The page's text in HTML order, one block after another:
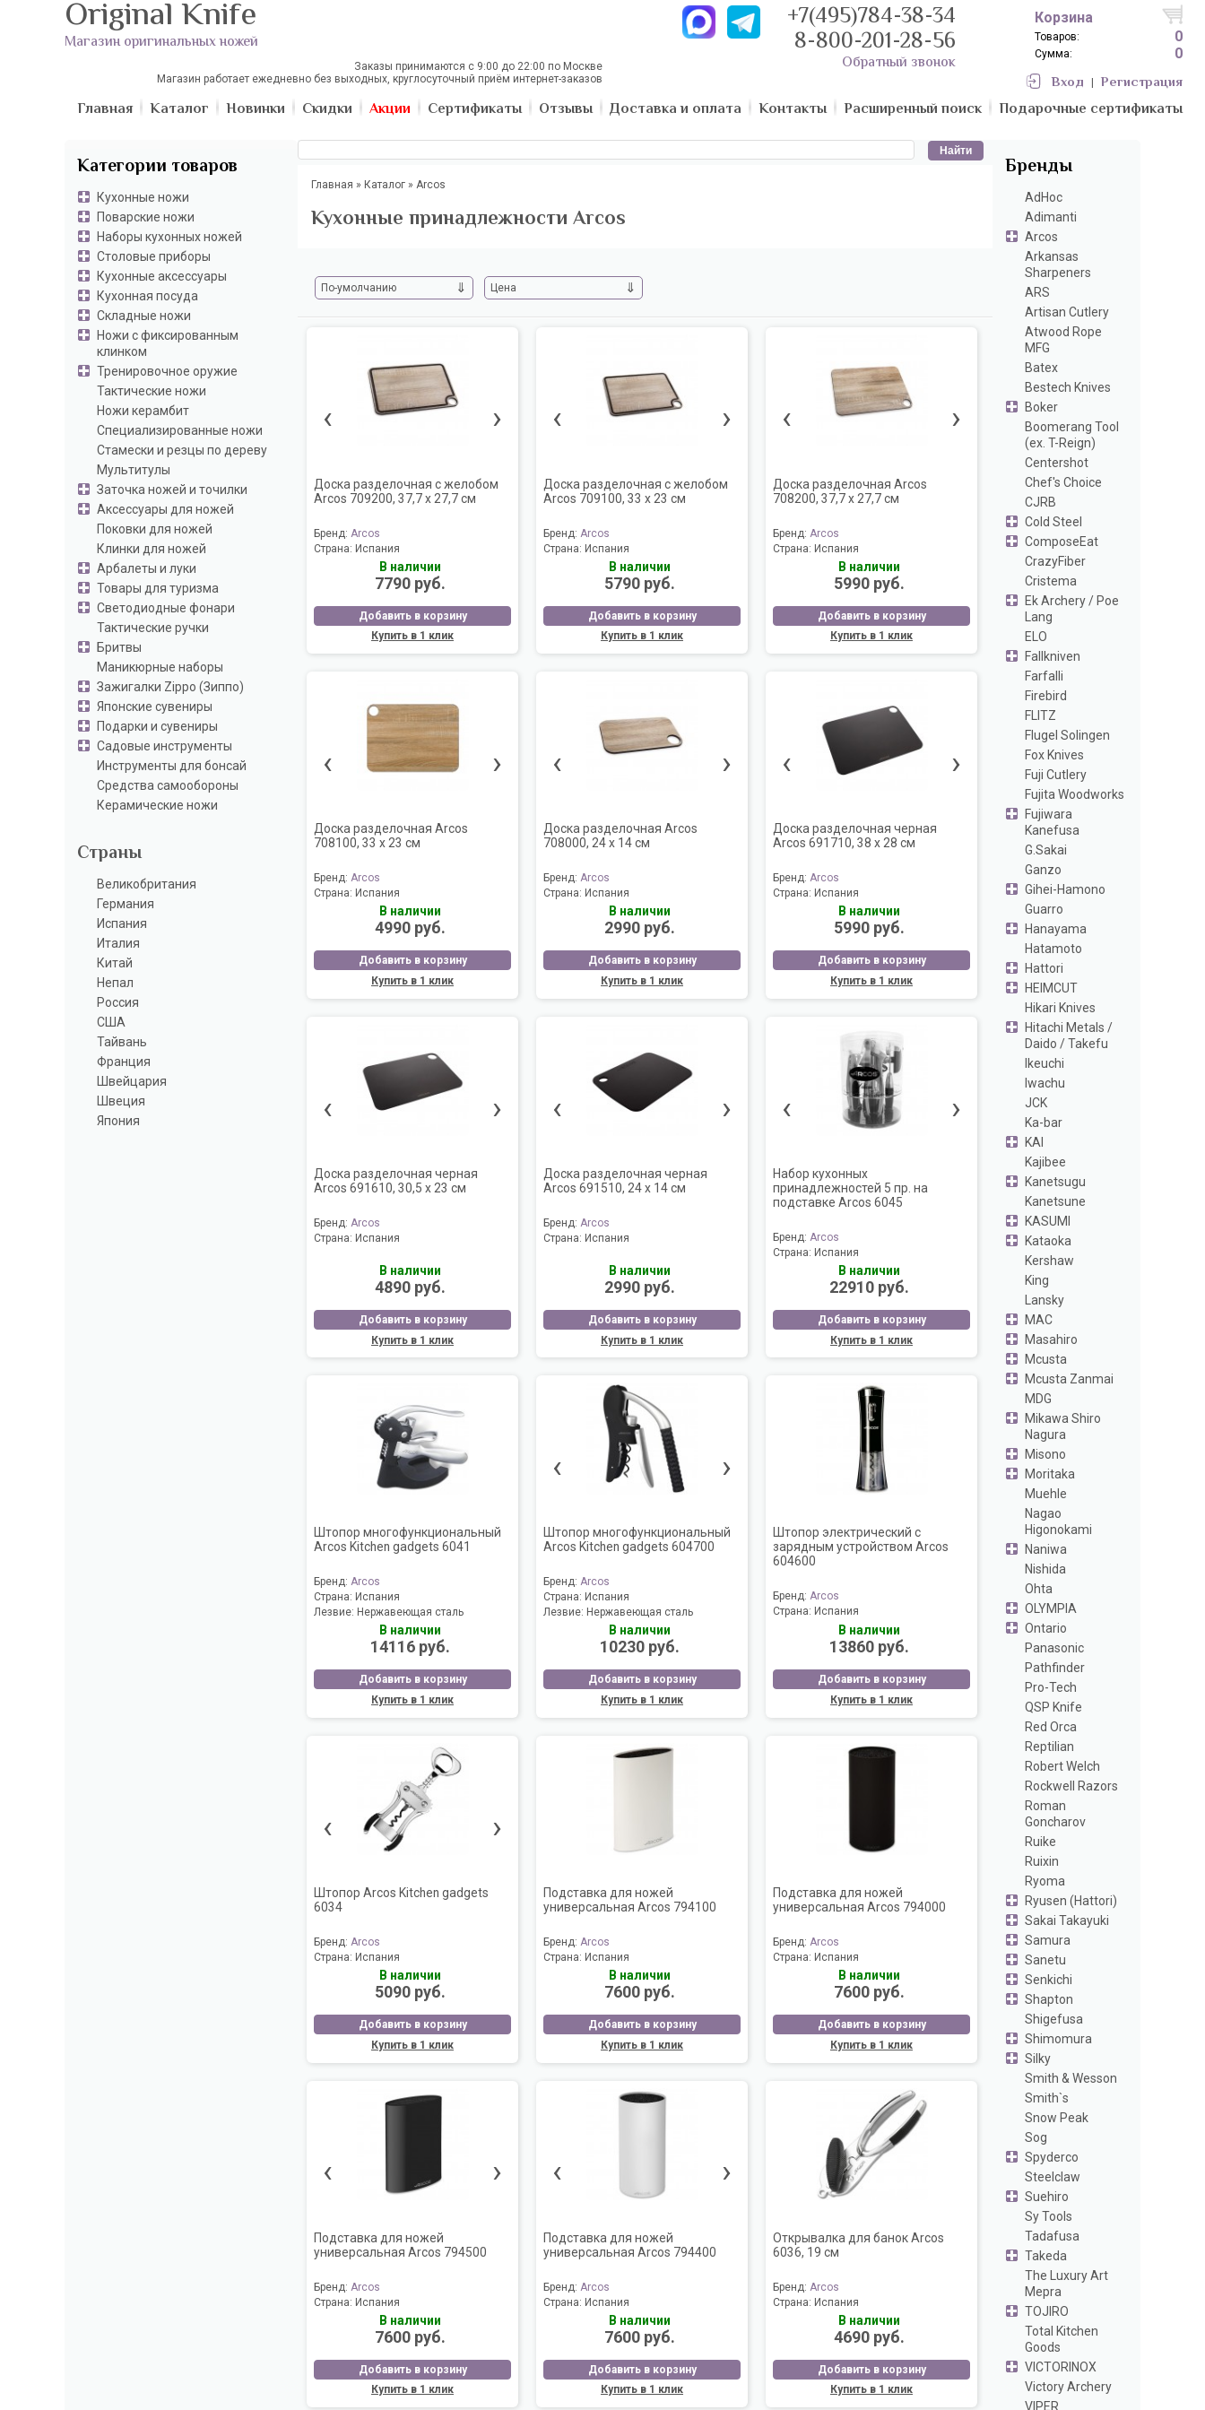
Original Knife
Магазин оригинальных ножей
Заказы принимаются с 9:00 до 22:00 по Москве
Магазин работает ежедневно без выходных, круглосуточный приём интернет-заказов
Корзина
Товаров: 0
Сумма: 0
Вход Регистрация
+7(495)784-38-34
8-800-201-28-56
Обратный звонок
Главная Каталог Новинки Скидки Акции Сертификаты Отзывы Доставка и оплата Контакты Расширенный поиск Подарочные сертификаты
Категории товаров
Кухонные ножи
Поварские ножи
Наборы кухонных ножей
Столовые приборы
Кухонные аксессуары
Кухонная посуда
Складные ножи
Ножи с фиксированным
клинком
Тренировочное оружие
Тактические ножи
Ножи керамбит
Специализированные ножи
Стамески и резцы по дереву
Мультитулы
Заточка ножей и точилки
Аксессуары для ножей
Поковки для ножей
Клинки для ножей
Арбалеты и луки
Товары для туризма
Светодиодные фонари
Тактические ручки
Бритвы
Маникюрные наборы
Зажигалки Zippo (Зиппо)
Японские сувениры
Подарки и сувениры
Садовые инструменты
Инструменты для бонсай
Средства самообороны
Керамические ножи
Страны
Великобритания
Германия
Испания
Италия
Китай
Непал
Россия
США
Тайвань
Франция
Швейцария
Швеция
Япония
Бренды
AdHoc
Adimanti
Arcos
Arkansas
Sharpeners
ARS
Artisan Cutlery
Atwood Rope
MFG
Batex
Bestech Knives
Boker
Boomerang Tool
(ex. T-Reign)
Centershot
Chef's Choice
CJRB
Cold Steel
ComposeEat
CrazyFiber
Cristema
Ek Archery / Poe
Lang
ELO
Fallkniven
Farfalli
Firebird
FLITZ
Flugel Solingen
Fox Knives
Fuji Cutlery
Fujita Woodworks
Fujiwara
Kanefusa
G.Sakai
Ganzo
Gihei-Hamono
Guarro
Hanayama
Hatamoto
Hattori
HEIMCUT
Hikari Knives
Hitachi Metals /
Daido / Takefu
Ikeuchi
Iwachu
JCK
Ka-bar
KAI
Kajibee
Kanetsugu
Kanetsune
KASUMI
Kataoka
Kershaw
King
Lansky
MAC
Masahiro
Mcusta
Mcusta Zanmai
MDG
Mikawa Shiro
Nagura
Misono
Moritaka
Muehle
Nagao
Higonokami
Naniwa
Nishida
Ohta
OLYMPIA
Ontario
Panasonic
Pathfinder
Pro-Tech
QSP Knife
Red Orca
Reptilian
Robert Welch
Rockwell Razors
Roman
Goncharov
Ruike
Ruixin
Ryoma
Ryusen (Hattori)
Sakai Takayuki
Samura
Sanetu
Senkichi
Shapton
Shigefusa
Shimomura
Silky
Smith & Wesson
Smith`s
Snow Peak
Sog
Spyderco
Steelclaw
Suehiro
Sy Tools
Tadafusa
Takeda
The Luxury Art
Mepra
TOJIRO
Total Kitchen
Goods
VICTORINOX
Victory Archery
VIPER
Главная » Каталог » Arcos
Кухонные принадлежности Arcos
По-умолчанию ⇓ Цена ⇓
›
‹
Доска разделочная с желобом
Arcos 709200, 37,7 х 27,7 см
Бренд: Arcos
Страна: Испания
В наличии
7790 руб.
Добавить в корзину
Купить в 1 клик
›
‹
Доска разделочная с желобом
Arcos 709100, 33 х 23 см
Бренд: Arcos
Страна: Испания
В наличии
5790 руб.
Добавить в корзину
Купить в 1 клик
›
‹
Доска разделочная Arcos
708200, 37,7 х 27,7 см
Бренд: Arcos
Страна: Испания
В наличии
5990 руб.
Добавить в корзину
Купить в 1 клик
›
‹
Доска разделочная Arcos
708100, 33 х 23 см
Бренд: Arcos
Страна: Испания
В наличии
4990 руб.
Добавить в корзину
Купить в 1 клик
›
‹
Доска разделочная Arcos
708000, 24 х 14 см
Бренд: Arcos
Страна: Испания
В наличии
2990 руб.
Добавить в корзину
Купить в 1 клик
›
‹
Доска разделочная черная
Arcos 691710, 38 х 28 см
Бренд: Arcos
Страна: Испания
В наличии
5990 руб.
Добавить в корзину
Купить в 1 клик
›
‹
Доска разделочная черная
Arcos 691610, 30,5 х 23 см
Бренд: Arcos
Страна: Испания
В наличии
4890 руб.
Добавить в корзину
Купить в 1 клик
›
‹
Доска разделочная черная
Arcos 691510, 24 х 14 см
Бренд: Arcos
Страна: Испания
В наличии
2990 руб.
Добавить в корзину
Купить в 1 клик
›
‹
Набор кухонных
принадлежностей 5 пр. на
подставке Arcos 6045
Бренд: Arcos
Страна: Испания
В наличии
22910 руб.
Добавить в корзину
Купить в 1 клик
Штопор многофункциональный
Arcos Kitchen gadgets 6041
Бренд: Arcos
Страна: Испания
Лезвие: Нержавеющая сталь
В наличии
14116 руб.
Добавить в корзину
Купить в 1 клик
›
‹
Штопор многофункциональный
Arcos Kitchen gadgets 604700
Бренд: Arcos
Страна: Испания
Лезвие: Нержавеющая сталь
В наличии
10230 руб.
Добавить в корзину
Купить в 1 клик
Штопор электрический с
зарядным устройством Arcos
604600
Бренд: Arcos
Страна: Испания
В наличии
13860 руб.
Добавить в корзину
Купить в 1 клик
›
‹
Штопор Arcos Kitchen gadgets
6034
Бренд: Arcos
Страна: Испания
В наличии
5090 руб.
Добавить в корзину
Купить в 1 клик
Подставка для ножей
универсальная Arcos 794100
Бренд: Arcos
Страна: Испания
В наличии
7600 руб.
Добавить в корзину
Купить в 1 клик
Подставка для ножей
универсальная Arcos 794000
Бренд: Arcos
Страна: Испания
В наличии
7600 руб.
Добавить в корзину
Купить в 1 клик
›
‹
Подставка для ножей
универсальная Arcos 794500
Бренд: Arcos
Страна: Испания
В наличии
7600 руб.
Добавить в корзину
Купить в 1 клик
›
‹
Подставка для ножей
универсальная Arcos 794400
Бренд: Arcos
Страна: Испания
В наличии
7600 руб.
Добавить в корзину
Купить в 1 клик
Открывалка для банок Arcos
6036, 19 cм
Бренд: Arcos
Страна: Испания
В наличии
4690 руб.
Добавить в корзину
Купить в 1 клик